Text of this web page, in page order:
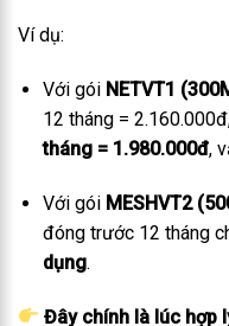
Ví dụ:
Với gói NETVT1
12 tháng =
tháng = 1.980.000đ,
Với gói MESHVT2
đóng trước 12 tháng
dụng.
Đây chính là lúc hợp